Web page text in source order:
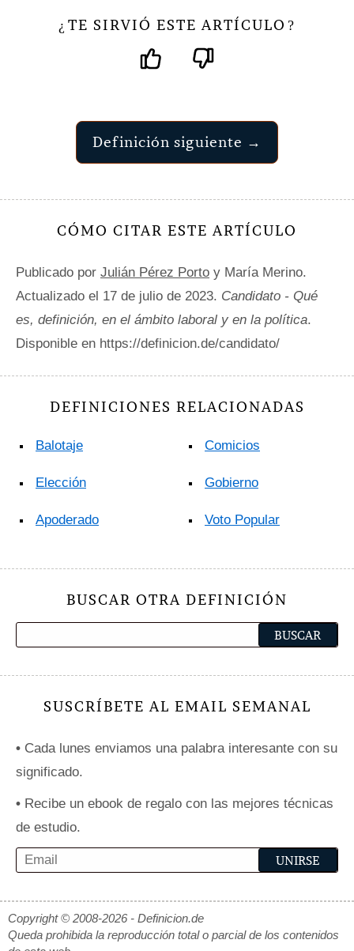
¿ TE SIRVIÓ ESTE ARTÍCULO ?
Definición siguiente →
CÓMO CITAR ESTE ARTÍCULO
Publicado por Julián Pérez Porto y María Merino.
Actualizado el 17 de julio de 2023. Candidato - Qué
es, definición, en el ámbito laboral y en la política.
Disponible en https://definicion.de/candidato/
DEFINICIONES RELACIONADAS
Balotaje
Elección
Apoderado
Comicios
Gobierno
Voto Popular
BUSCAR OTRA DEFINICIÓN
SUSCRÍBETE AL EMAIL SEMANAL
• Cada lunes enviamos una palabra interesante con su
significado.
• Recibe un ebook de regalo con las mejores técnicas
de estudio.
Copyright © 2008-2026 - Definicion.de
Queda prohibida la reproducción total o parcial de los contenidos